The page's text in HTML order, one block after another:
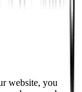
website, you